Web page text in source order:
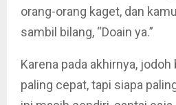
orang-orang kaget, dan
sambil bilang, “Doain ya.”
Karena pada akhirnya,
paling cepat, tapi siapa